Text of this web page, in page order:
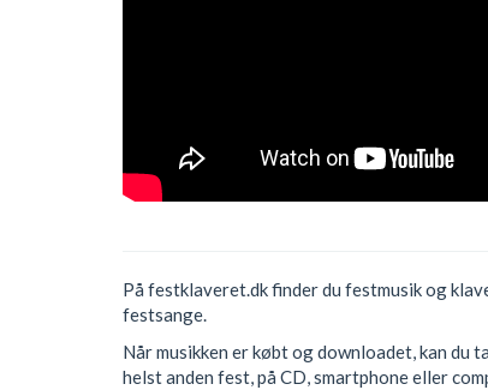
På festklaveret.dk finder du festmusik og
festsange.
Når musikken er købt og downloadet, kan du
helst anden fest, på CD, smartphone eller